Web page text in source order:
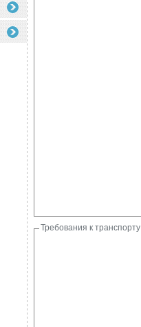
Требования к транспорту